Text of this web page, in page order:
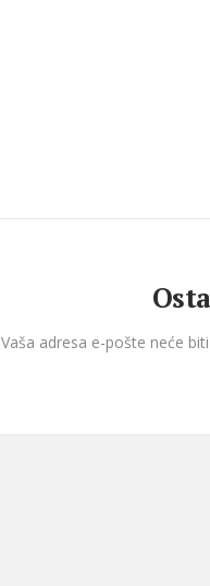
Vaša adresa e-pošte neće